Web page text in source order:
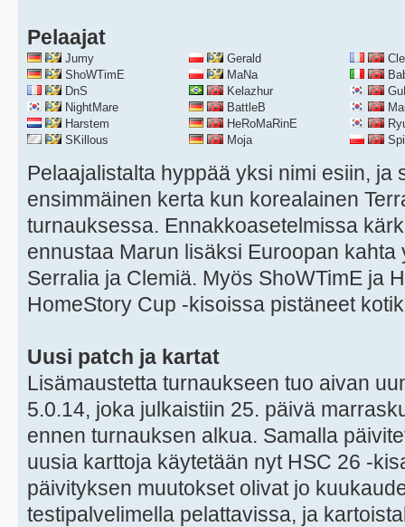
Pelaajat
Jumy
ShoWTimE
DnS
NightMare
Harstem
SKillous
Gerald
MaNa
Kelazhur
BattleB
HeRoMaRinE
Moja
Pelaajalistalta hyppää yksi nimi esiin, ja
ensimmäinen kerta kun korealainen
turnauksessa. Ennakkoasetelmissa
ennustaa Marun lisäksi Euroopan
Serralia ja Clemiä. Myös ShoWTimE ja
HomeStory Cup -kisoissa pistäneet
Uusi patch ja kartat
Lisämaustetta turnaukseen tuo aivan
5.0.14, joka julkaistiin 25. päivä
ennen turnauksen alkua. Samalla
uusia karttoja käytetään nyt HSC 26 -
päivityksen muutokset olivat jo
testipalvelimella pelattavissa, ja